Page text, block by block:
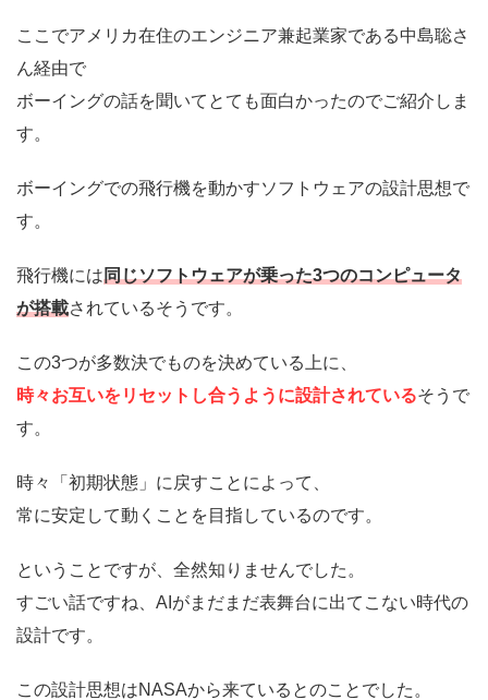
ここでアメリカ在住のエンジニア兼起業家である中島聡さ
ん経由で
ボーイングの話を聞いてとても面白かったのでご紹介しま
す。
ボーイングでの飛行機を動かすソフトウェアの設計思想で
す。
飛行機には同じソフトウェアが乗った3つのコンピュータ
が搭載されているそうです。
この3つが多数決でものを決めている上に、
時々お互いをリセットし合うように設計されているそうで
す。
時々「初期状態」に戻すことによって、
常に安定して動くことを目指しているのです。
ということですが、全然知りませんでした。
すごい話ですね、AIがまだまだ表舞台に出てこない時代の
設計です。
この設計思想はNASAから来ているとのことでした。